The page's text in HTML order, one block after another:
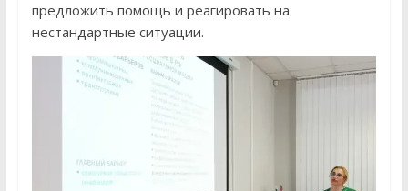
предложить помощь и реагировать на
нестандартные ситуации.